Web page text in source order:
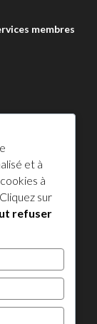
membres
!
et à
à
sur
refuser